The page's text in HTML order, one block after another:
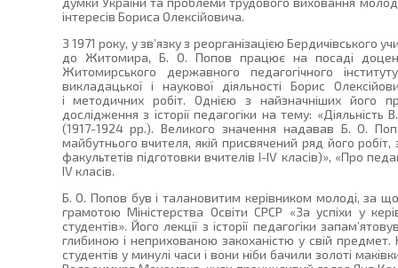
інтересів Бориса Олексійовича.
З 1971 року, у зв’язку з реорганізацією Бердичівського
до Житомира, Б. О. Попов працює на посаді
Житомирського державного педагогічного
викладацької і наукової діяльності Борис
і методичних робіт. Однією з найзначніших його
дослідження з історії педагогіки на тему: «Діяльність
(1917-1924 рр.). Великого значення надавав Б. О.
майбутнього вчителя, якій присвячений ряд його
факультетів підготовки вчителів I-IV класів)», «Про
IV класів.
Б. О. Попов був і талановитим керівником молоді, за
грамотою Міністерства Освіти СРСР «За успіхи у
студентів». Його лекції з історії педагогіки
глибиною і неприхованою закоханістю у свій
студентів у минулі часи і вони ніби бачили золоті